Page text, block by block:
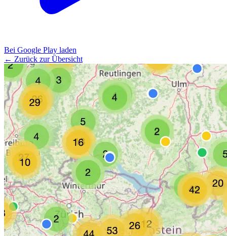
Bei Google Play laden
← Zurück zur Übersicht